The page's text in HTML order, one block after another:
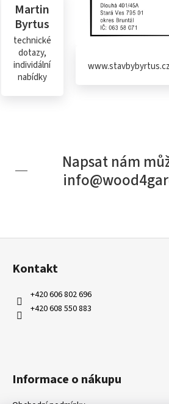
Martin
Byrtus
technické
dotazy,
individální
nabídky
www.stavbybyrtus.cz
Napsat nám
Z
Kontakt
+420 606 802 696
+420 608 550 883
Informace o nákupu